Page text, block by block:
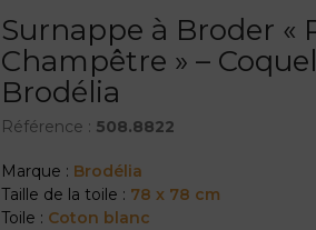
Surnappe à Broder «
Champêtre » –
Brodélia
Référence : 508.8822
Marque : Brodélia
Taille de la toile : 78 x 78 cm
Toile : Coton blanc